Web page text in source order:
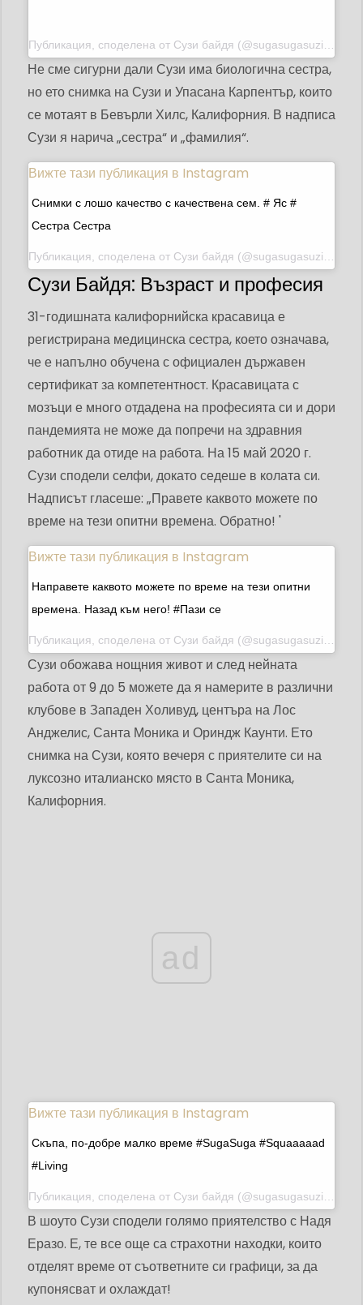
Публикация, споделена от Сузи байдя (@sugasugasuzi) на 26 декември 2014 г. в 14:16 ч. PST
Не сме сигурни дали Сузи има биологична сестра,
но ето снимка на Сузи и Упасана Карпентър, които
се мотаят в Бевърли Хилс, Калифорния. В надписа
Сузи я нарича „сестра“ и „фамилия“.
Вижте тази публикация в Instagram
Снимки с лошо качество с качествена сем. # Яс #
Сестра Сестра
Публикация, споделена от Сузи байдя (@sugasugasuzi) на 12 ноември 2018 г. в 9:29 ч. PST
Сузи Байдя: Възраст и професия
31-годишната калифорнийска красавица е
регистрирана медицинска сестра, което означава,
че е напълно обучена с официален държавен
сертификат за компетентност. Красавицата с
мозъци е много отдадена на професията си и дори
пандемията не може да попречи на здравния
работник да отиде на работа. На 15 май 2020 г.
Сузи сподели селфи, докато седеше в колата си.
Надписът гласеше: „Правете каквото можете по
време на тези опитни времена. Обратно! '
Вижте тази публикация в Instagram
Направете каквото можете по време на тези опитни
времена. Назад към него! #Пази се
Публикация, споделена от Сузи байдя (@sugasugasuzi) на 15 май 2020 г. в 10:15 ч. PDT
Сузи обожава нощния живот и след нейната
работа от 9 до 5 можете да я намерите в различни
клубове в Западен Холивуд, центъра на Лос
Анджелис, Санта Моника и Ориндж Каунти. Ето
снимка на Сузи, която вечеря с приятелите си на
луксозно италианско място в Санта Моника,
Калифорния.
ad
Вижте тази публикация в Instagram
Скъпа, по-добре малко време #SugaSuga #Squaaaaad
#Living
Публикация, споделена от Сузи байдя (@sugasugasuzi) на 17 август 2019 г. в 12:02 ч. PDT
В шоуто Сузи сподели голямо приятелство с Надя
Еразо. Е, те все още са страхотни находки, които
отделят време от съответните си графици, за да
купонясват и охлаждат!